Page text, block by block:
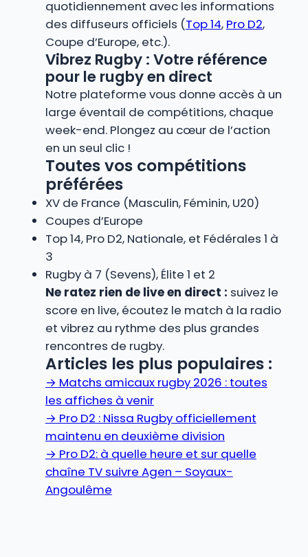
quotidiennement avec les informations
des diffuseurs officiels (Top 14, Pro D2,
Coupe d’Europe, etc.).
Vibrez Rugby : Votre référence
pour le rugby en direct
Notre plateforme vous donne accès à un
large éventail de compétitions, chaque
week-end. Plongez au cœur de l’action
en un seul clic !
Toutes vos compétitions
préférées
XV de France (Masculin, Féminin, U20)
Coupes d’Europe
Top 14, Pro D2, Nationale, et Fédérales 1 à
3
Rugby à 7 (Sevens), Élite 1 et 2
Ne ratez rien de live en direct : suivez le
score en live, écoutez le match à la radio
et vibrez au rythme des plus grandes
rencontres de rugby.
Articles les plus populaires :
→ Matchs amicaux rugby 2026 : toutes
les affiches à venir
→ Pro D2 : Nissa Rugby officiellement
maintenu en deuxième division
→ Pro D2: à quelle heure et sur quelle
chaîne TV suivre Agen – Soyaux-
Angoulême